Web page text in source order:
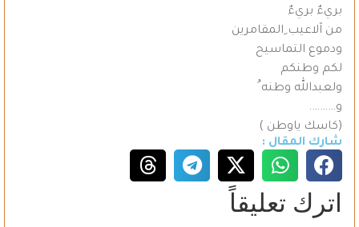
بريءٌ بريءٌ
من آلاعيب ِالمقامرين
ودموع التماسيح
لكم وطنكم
ولعبدالله وطنه ُ
و……….
(كاسك ياوطن )
شارك المقال :
اترك تعليقاً